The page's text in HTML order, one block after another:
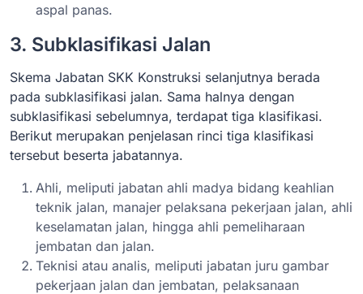
aspal panas.
3. Subklasifikasi Jalan
Skema Jabatan SKK Konstruksi selanjutnya berada
pada subklasifikasi jalan. Sama halnya dengan
subklasifikasi sebelumnya, terdapat tiga klasifikasi.
Berikut merupakan penjelasan rinci tiga klasifikasi
tersebut beserta jabatannya.
Ahli, meliputi jabatan ahli madya bidang keahlian
teknik jalan, manajer pelaksana pekerjaan jalan, ahli
keselamatan jalan, hingga ahli pemeliharaan
jembatan dan jalan.
Teknisi atau analis, meliputi jabatan juru gambar
pekerjaan jalan dan jembatan, pelaksanaan